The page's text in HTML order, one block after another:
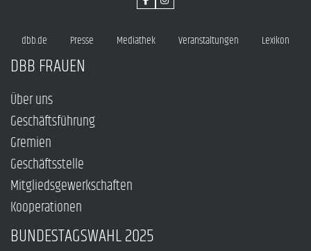
dbb.de Presse Mediathek Veranstaltungen Lexikon
DBB FRAUEN
Über uns
Geschäftsführung
Gremien
Geschäftsstelle
Mitgliedsgewerkschaften
Kooperationen
BUNDESTAGSWAHL 2025